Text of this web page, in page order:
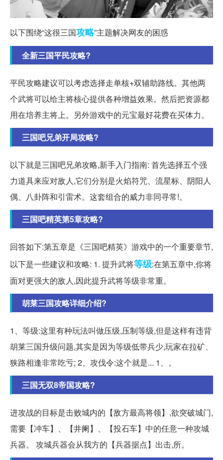
以下围绕“这很三国攻略”主题解决网友的困惑
全新三国平民攻略?
平民攻略建议可以考虑选择走单核+双辅助路线。其他两
个武将可以给主将核心提供各种增益效果。然后把资源都
用在培养主将上。另外游戏中的元宝最好花费在买体力。
三国吧兄弟开局攻略?
以下就是三国吧兄弟攻略,新手入门指南: 首先选择五个强
力道具来应对敌人,它们分别是火焰符咒、流星标、阴阳人
偶、八卦阵和引雷术。这套组合的威力非同寻常!。
三国吧精英第5章攻略?
回答如下:第五章是《三国吧精英》游戏中的一个重要章节,
以下是一些建议和攻略: 1. 提升武将等级:在第五章中,你将
面对更强大的敌人,因此提升武将等级非常重。
胡莱三国攻略详细介绍?
1、等级:这里有种玩法叫做压级,压制等级,但是这样有违背
胡莱三国升级问题,其实是因为等级低带兵少,玩家在拉矿、
狭路相逢非常吃亏; 2、攻伐令:这个就是... 1、。
三国无双8帝国攻略?
进攻战的目标是击败城内的【敌方最高将领】,欲突破城门,
需要【冲车】、【井阑】、【投石车】中的任意一种攻城
兵器。 攻城兵器会从我方的【兵器据点】出击,所。